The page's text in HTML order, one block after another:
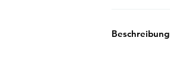
Beschreibung